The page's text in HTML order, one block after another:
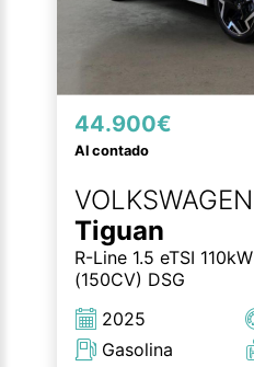
44.900€
Al contado
VOLKSWAGEN
Tiguan
R-Line 1.5 eTSI 110kW
(150CV) DSG
2025
Gasolina